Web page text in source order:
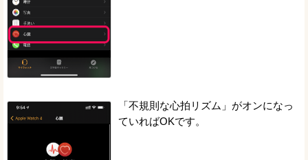
「不規則な心拍リズム」がオンになっ
ていればOKです。